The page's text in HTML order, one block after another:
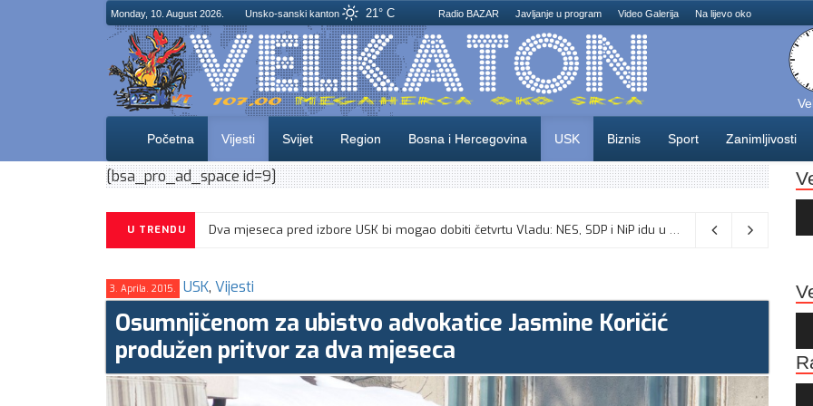
Monday, 10. August 2026. Unsko-sanski kanton 21° C Radio BAZAR Javljanje u program Video Galerija Na lijevo oko
Početna Vijesti Svijet Region Bosna i Hercegovina USK Biznis Sport Zanimljivosti
[bsa_pro_ad_space id=9]
U TRENDU Dva mjeseca pred izbore USK bi mogao dobiti četvrtu Vladu: NES, SDP i NiP idu u opoziciju, sjednica u ponedjeljak?
Odlične vijesti za naše košarkaše! Nijedan NBA igrač iz Litvanije ne želi igrati protiv BiH 08/08/2026
3. Aprila. 2015. USK, Vijesti
Osumnjičenom za ubistvo advokatice Jasmine Koričić
produžen pritvor za dva mjeseca